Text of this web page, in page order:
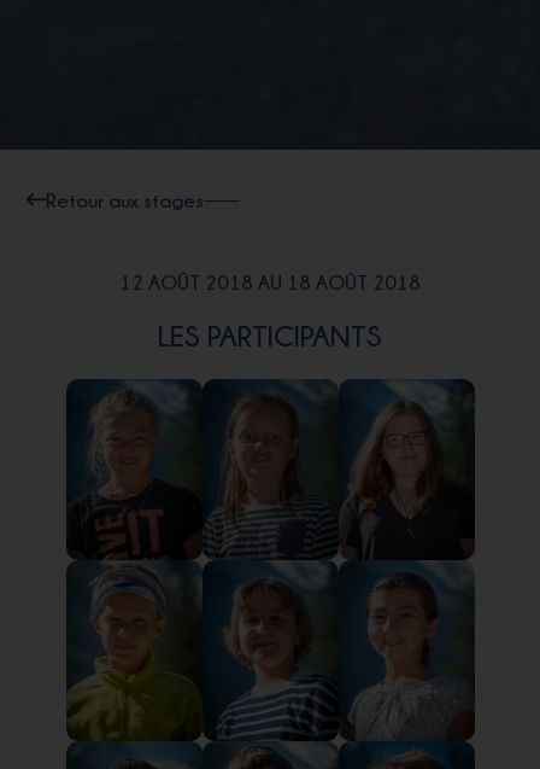
Retour aux stages
12 AOÛT 2018 AU 18 AOÛT 2018
LES PARTICIPANTS